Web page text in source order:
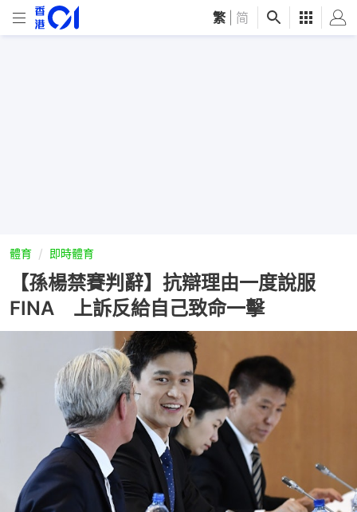
繁 简
體育 即時體育
【孫楊禁賽判辭】抗辯理由一度說服
FINA 上訴反給自己致命一擊